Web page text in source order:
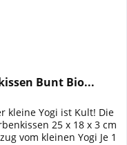
Bunt Bio...
kleine Yogi ist Kult! Die
25 x 18 x 3 cm
vom kleinen Yogi Je 1